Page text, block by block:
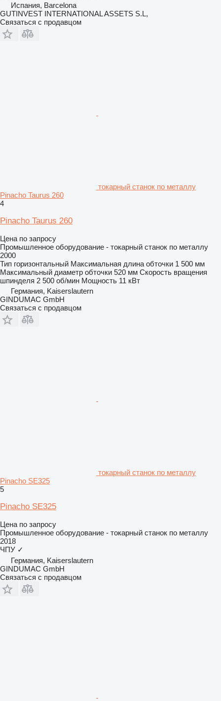
Испания, Barcelona
GUTINVEST INTERNATIONAL ASSETS S.L,
Связаться с продавцом
токарный станок по металлу
Pinacho Taurus 260
4
Pinacho Taurus 260
Цена по запросу
Промышленное оборудование - токарный станок по металлу
2000
Тип горизонтальный Максимальная длина обточки 1 500 мм
Максимальный диаметр обточки 520 мм Скорость вращения
шпинделя 2 500 об/мин Мощность 11 кВт
Германия, Kaiserslautern
GINDUMAC GmbH
Связаться с продавцом
токарный станок по металлу
Pinacho SE325
5
Pinacho SE325
Цена по запросу
Промышленное оборудование - токарный станок по металлу
2018
ЧПУ ✓
Германия, Kaiserslautern
GINDUMAC GmbH
Связаться с продавцом